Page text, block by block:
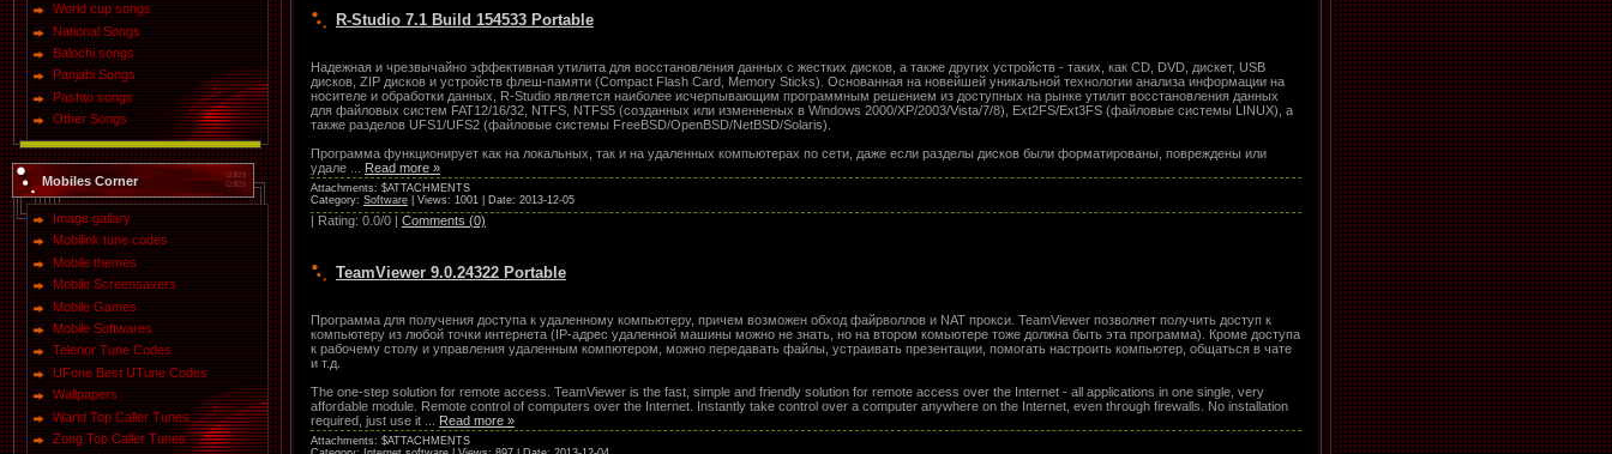
World cup songs
National Songs
Balochi songs
Panjabi Songs
Pashto songs
Other Songs
Mobiles Corner
Image gallary
Mobilink tune codes
Mobile themes
Mobile Screensavers
Mobile Games
Mobile Softwares
Telenor Tune Codes
UFone Best UTune Codes
Wallpapers
Warid Top Caller Tunes
Zong Top Caller Tunes
R-Studio 7.1 Build 154533 Portable
Надежная и чрезвычайно эффективная утилита для восстановления данных с жестких дисков, а также других устройств - таких, как CD, DVD, дискет, USB
дисков, ZIP дисков и устройств флеш-памяти (Compact Flash Card, Memory Sticks). Основанная на новейшей уникальной технологии анализа информации на
носителе и обработки данных, R-Studio является наиболее исчерпывающим программным решением из доступных на рынке утилит восстановления данных
для файловых систем FAT12/16/32, NTFS, NTFS5 (созданных или изменненых в Windows 2000/XP/2003/Vista/7/8), Ext2FS/Ext3FS (файловые системы LINUX), а
также разделов UFS1/UFS2 (файловые системы FreeBSD/OpenBSD/NetBSD/Solaris).
Программа функционирует как на локальных, так и на удаленных компьютерах по сети, даже если разделы дисков были форматированы, повреждены или
удале
Read more »
Attachments: $ATTACHMENTS
Category: Software | Views: 1001 | Date: 2013-12-05
| Rating: 0.0/0 | Comments (0)
TeamViewer 9.0.24322 Portable
Программа для получения доступа к удаленному компьютеру, причем возможен обход файрволлов и NAT прокси. TeamViewer позволяет получить доступ к
компьютеру из любой точки интернета (IP-адрес удаленной машины можно не знать, но на втором комьютере тоже должна быть эта программа). Кроме доступа
к рабочему столу и управления удаленным компютером, можно передавать файлы, устраивать презентации, помогать настроить компьютер, общаться в чате
и т.д.
The one-step solution for remote access. TeamViewer is the fast, simple and friendly solution for remote access over the Internet - all applications in one single, very
affordable module. Remote control of computers over the Internet. Instantly take control over a computer anywhere on the Internet, even through firewalls. No installation
required, just use it
Read more »
Attachments: $ATTACHMENTS